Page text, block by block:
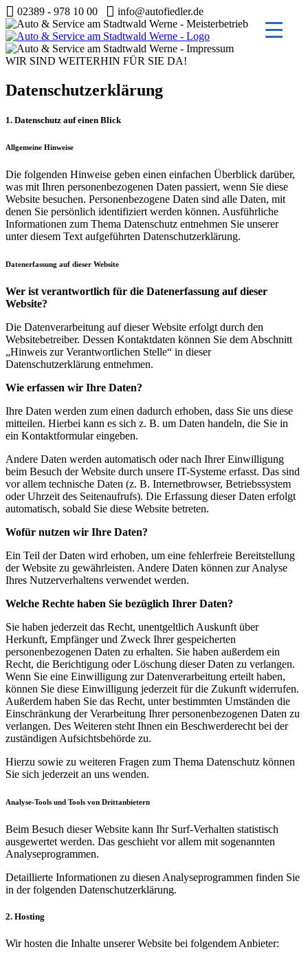
02389 - 978 10 00 info@autofiedler.de
Zum
Inhalt
WIR SIND WEITERHIN FÜR SIE DA!
Datenschutzerklärung
1. Datenschutz auf einen Blick
Allgemeine Hinweise
Die folgenden Hinweise geben einen einfachen Überblick darüber,
was mit Ihren personenbezogenen Daten passiert, wenn Sie diese
Website besuchen. Personenbezogene Daten sind alle Daten, mit
denen Sie persönlich identifiziert werden können. Ausführliche
Informationen zum Thema Datenschutz entnehmen Sie unserer
unter diesem Text aufgeführten Datenschutzerklärung.
Datenerfassung auf dieser Website
Wer ist verantwortlich für die Datenerfassung auf dieser
Website?
Die Datenverarbeitung auf dieser Website erfolgt durch den
Websitebetreiber. Dessen Kontaktdaten können Sie dem Abschnitt
„Hinweis zur Verantwortlichen Stelle“ in dieser
Datenschutzerklärung entnehmen.
Wie erfassen wir Ihre Daten?
Ihre Daten werden zum einen dadurch erhoben, dass Sie uns diese
mitteilen. Hierbei kann es sich z. B. um Daten handeln, die Sie in
ein Kontaktformular eingeben.
Andere Daten werden automatisch oder nach Ihrer Einwilligung
beim Besuch der Website durch unsere IT-Systeme erfasst. Das sind
vor allem technische Daten (z. B. Internetbrowser, Betriebssystem
oder Uhrzeit des Seitenaufrufs). Die Erfassung dieser Daten erfolgt
automatisch, sobald Sie diese Website betreten.
Wofür nutzen wir Ihre Daten?
Ein Teil der Daten wird erhoben, um eine fehlerfreie Bereitstellung
der Website zu gewährleisten. Andere Daten können zur Analyse
Ihres Nutzerverhaltens verwendet werden.
Welche Rechte haben Sie bezüglich Ihrer Daten?
Sie haben jederzeit das Recht, unentgeltlich Auskunft über
Herkunft, Empfänger und Zweck Ihrer gespeicherten
personenbezogenen Daten zu erhalten. Sie haben außerdem ein
Recht, die Berichtigung oder Löschung dieser Daten zu verlangen.
Wenn Sie eine Einwilligung zur Datenverarbeitung erteilt haben,
können Sie diese Einwilligung jederzeit für die Zukunft widerrufen.
Außerdem haben Sie das Recht, unter bestimmten Umständen die
Einschränkung der Verarbeitung Ihrer personenbezogenen Daten zu
verlangen. Des Weiteren steht Ihnen ein Beschwerderecht bei der
zuständigen Aufsichtsbehörde zu.
Hierzu sowie zu weiteren Fragen zum Thema Datenschutz können
Sie sich jederzeit an uns wenden.
Analyse-Tools und Tools von Dritt­anbietern
Beim Besuch dieser Website kann Ihr Surf-Verhalten statistisch
ausgewertet werden. Das geschieht vor allem mit sogenannten
Analyseprogrammen.
Detaillierte Informationen zu diesen Analyseprogrammen finden Sie
in der folgenden Datenschutzerklärung.
2. Hosting
Wir hosten die Inhalte unserer Website bei folgendem Anbieter: